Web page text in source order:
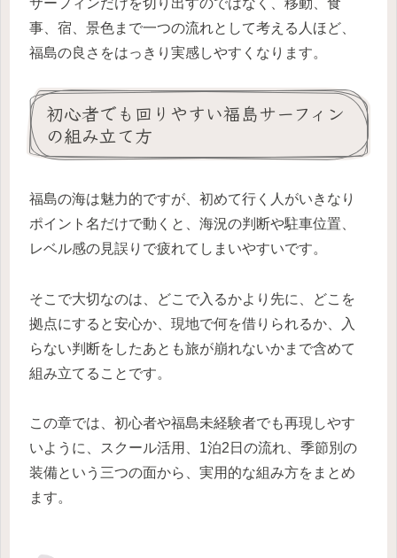
事、宿、景色まで一つの流れとして考える人ほど、
福島の良さをはっきり実感しやすくなります。
初心者でも回りやすい福島サーフィン
の組み立て方
福島の海は魅力的ですが、初めて行く人がいきなり
ポイント名だけで動くと、海況の判断や駐車位置、
レベル感の見誤りで疲れてしまいやすいです。
そこで大切なのは、どこで入るかより先に、どこを
拠点にすると安心か、現地で何を借りられるか、入
らない判断をしたあとも旅が崩れないかまで含めて
組み立てることです。
この章では、初心者や福島未経験者でも再現しやす
いように、スクール活用、1泊2日の流れ、季節別の
装備という三つの面から、実用的な組み方をまとめ
ます。